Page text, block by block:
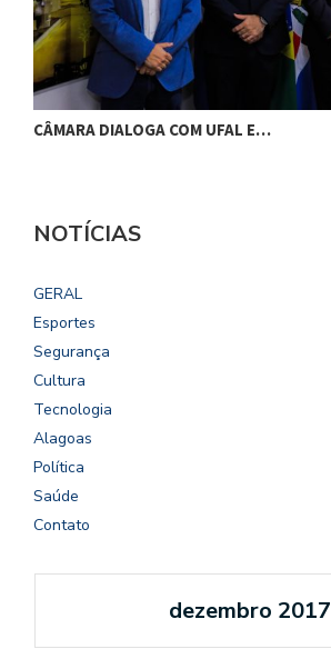
CÂMARA DIALOGA COM UFAL E…
NOTÍCIAS
GERAL
Esportes
Segurança
Cultura
Tecnologia
Alagoas
Política
Saúde
Contato
dezembro 2017